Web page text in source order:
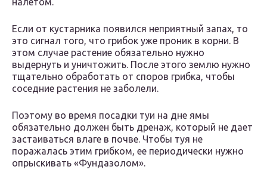
Если от кустарника появился неприятный запах, то
это сигнал того, что грибок уже проник в корни. В
этом случае растение обязательно нужно
выдернуть и уничтожить. После этого землю нужно
тщательно обработать от споров грибка, чтобы
соседние растения не заболели.
Поэтому во время посадки туи на дне ямы
обязательно должен быть дренаж, который не дает
застаиваться влаге в почве. Чтобы туя не
поражалась этим грибком, ее периодически нужно
опрыскивать «Фундазолом».